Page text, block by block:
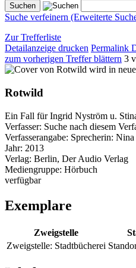
Suche verfeinern (Erweiterte
Zur Trefferliste
Detailanzeige drucken Permalink
zum vorherigen Treffer blättern 3
wird in
Rotwild
Ein Fall für Ingrid Nyström u.
Verfasser: Suche nach diesem
Verfasserangabe: Sprecherin: Nina
Jahr: 2013
Verlag: Berlin, Der Audio Verlag
Mediengruppe: Hörbuch
verfügbar
Exemplare
Zweigstelle
Zweigstelle: Stadtbücherei